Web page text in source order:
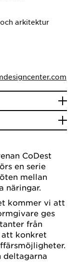
CoDest
en serie
mellan
näringar.
kommer vi att
ges
från
konkret
deltagarna
arkitektur